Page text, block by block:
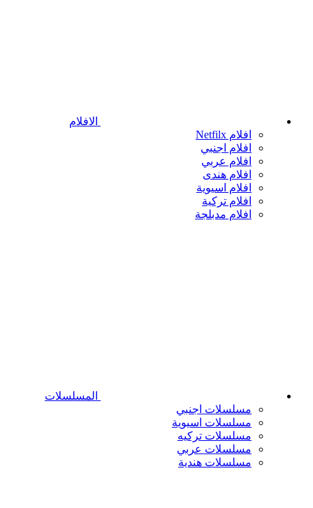
الافلام
افلام Netfilx
افلام اجنبي
افلام عربي
افلام هندى
افلام اسيوية
افلام تركية
افلام مدبلجة
المسلسلات
مسلسلات اجنبي
مسلسلات اسيوية
مسلسلات تركيه
مسلسلات عربي
مسلسلات هندية